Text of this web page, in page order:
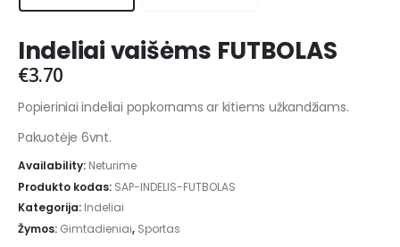
Indeliai vaišėms FUTBOLAS
€3.70
Popieriniai indeliai popkornams ar kitiems užkandžiams.
Pakuotėje 6vnt.
Availability: Neturime
Produkto kodas: SAP-INDELIS-FUTBOLAS
Kategorija: Indeliai
Žymos: Gimtadieniai, Sportas